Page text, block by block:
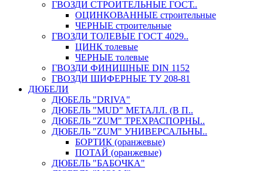
ГВОЗДИ СТРОИТЕЛЬНЫЕ ГОСТ..
ОЦИНКОВАННЫЕ строительные
ЧЕРНЫЕ строительные
ГВОЗДИ ТОЛЕВЫЕ ГОСТ 4029..
ЦИНК толевые
ЧЕРНЫЕ толевые
ГВОЗДИ ФИНИШНЫЕ DIN 1152
ГВОЗДИ ШИФЕРНЫЕ ТУ 208-81
ДЮБЕЛИ
ДЮБЕЛЬ "DRIVA"
ДЮБЕЛЬ "MUD" МЕТАЛЛ. (В П..
ДЮБЕЛЬ "ZUM" ТРЕХРАСПОРНЫ..
ДЮБЕЛЬ "ZUM" УНИВЕРСАЛЬНЫ..
БОРТИК (оранжевые)
ПОТАЙ (оранжевые)
ДЮБЕЛЬ "БАБОЧКА"